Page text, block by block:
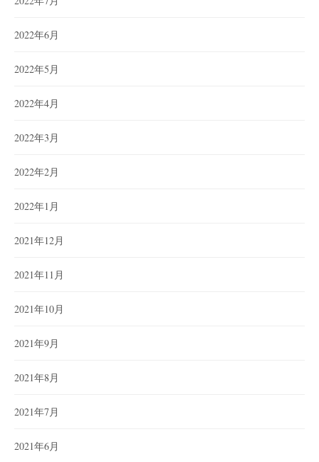
2022年6月
2022年5月
2022年4月
2022年3月
2022年2月
2022年1月
2021年12月
2021年11月
2021年10月
2021年9月
2021年8月
2021年7月
2021年6月